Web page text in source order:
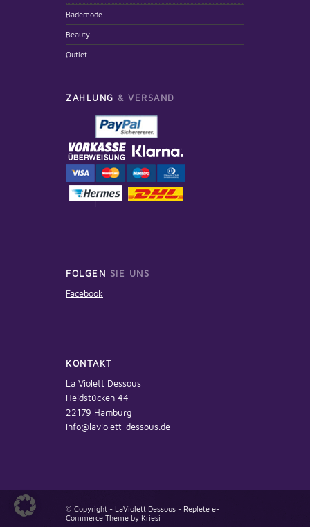
Bademode
Beauty
Outlet
ZAHLUNG & VERSAND
FOLGEN SIE UNS
Facebook
KONTAKT
La Violett Dessous
Heidstücken 44
22179 Hamburg
info@laviolett-dessous.de
© Copyright - LaViolett Dessous - Replete e-
Commerce Theme by Kriesi